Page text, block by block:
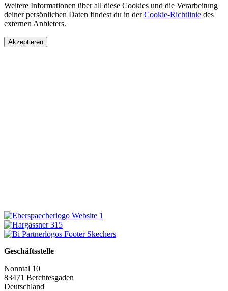
Weitere Informationen über all diese Cookies und die Verarbeitung
deiner persönlichen Daten findest du in derCookie-Richtlinie des
externen Anbieters.
Akzeptieren
Geschäftsstelle
Nonntal 10
83471 Berchtesgaden
Deutschland